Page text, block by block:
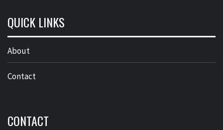
QUICK LINKS
About
Contact
CONTACT